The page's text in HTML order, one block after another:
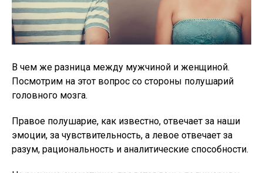
В чем же разница между мужчиной и женщиной.
Посмотрим на этот вопрос со стороны полушарий
головного мозга.
Правое полушарие, как известно, отвечает за наши
эмоции, за чувствительность, а левое отвечает за
разум, рациональность и аналитические способности.